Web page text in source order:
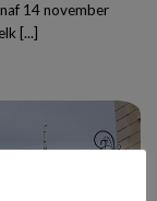
14 november
[...]